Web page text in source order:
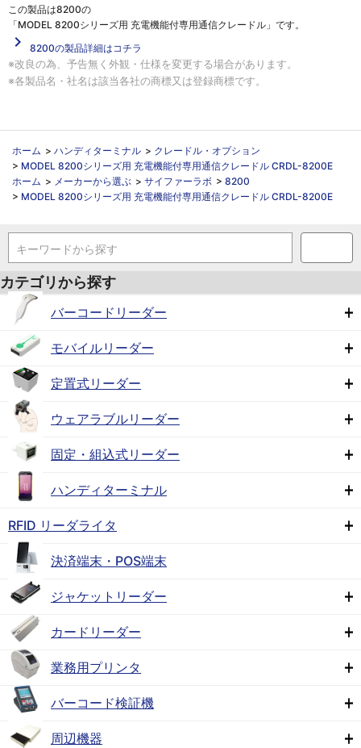
この製品は8200の
「MODEL 8200シリーズ用 充電機能付専用通信クレードル」 です。
navigate_next
8200の製品詳細はコチラ
※改良の為、予告無く外観・仕様を変更する場合があります。
※各製品名・社名は該当各社の商標又は登録商標です。
ホーム > ハンディターミナル > クレードル・オプション
> MODEL 8200シリーズ用 充電機能付専用通信クレードル CRDL-8200E
ホーム > メーカーから選ぶ > サイファーラボ > 8200
> MODEL 8200シリーズ用 充電機能付専用通信クレードル CRDL-8200E
キーワードから探す
カテゴリから探す
バーコードリーダー
モバイルリーダー
定置式リーダー
ウェアラブルリーダー
固定・組込式リーダー
ハンディターミナル
RFID リーダライタ
決済端末・POS端末
ジャケットリーダー
カードリーダー
業務用プリンタ
バーコード検証機
周辺機器